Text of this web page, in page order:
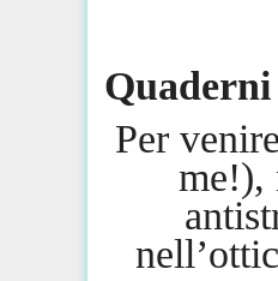
Per
me!),